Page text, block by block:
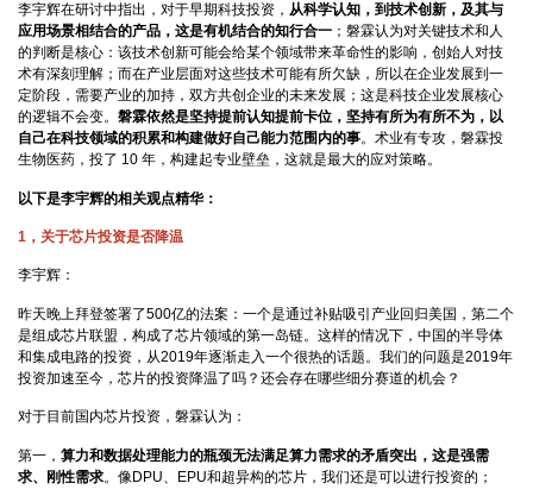
李宇辉在研讨中指出，对于早期科技投资， 从科学认知，到技术创新，及其与
应用场景相结合的产品，这是有机结合的知行合一 ；磐霖认为对关键技术和人
的判断是核心：该技术创新可能会给某个领域带来革命性的影响，创始人对技
术有深刻理解；而在产业层面对这些技术可能有所欠缺，所以在企业发展到一
定阶段，需要产业的加持，双方共创企业的未来发展；这是科技企业发展核心
的逻辑不会变。 磐霖依然是坚持提前认知提前卡位，坚持有所为有所不为，以
自己在科技领域的积累和构建做好自己能力范围内的事。术业有专攻，磐霖投
生物医药，投了 10 年，构建起专业壁垒，这就是最大的应对策略。
以下是李宇辉的相关观点精华：
1，关于芯片投资是否降温
李宇辉：
昨天晚上拜登签署了500亿的法案：一个是通过补贴吸引产业回归美国，第二个
是组成芯片联盟，构成了芯片领域的第一岛链。这样的情况下，中国的半导体
和集成电路的投资，从2019年逐渐走入一个很热的话题。我们的问题是2019年
投资加速至今，芯片的投资降温了吗？还会存在哪些细分赛道的机会？
对于目前国内芯片投资，磐霖认为：
第一， 算力和数据处理能力的瓶颈无法满足算力需求的矛盾突出，这是强需
求、刚性需求。像DPU、EPU和超异构的芯片，我们还是可以进行投资的；